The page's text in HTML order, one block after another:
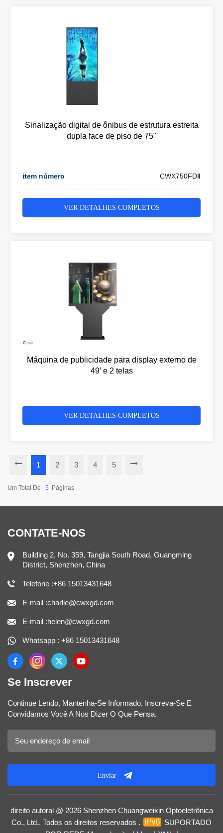
Sinalização digital de ônibus de estrutura estreita
dupla face de piso de 75"
item número CWX750FDⅡ
VER DETALHES COMPLETOS
Máquina de publicidade para display externo de
49′ e 2 telas
VER DETALHES COMPLETOS
1 2 3 4 5
Um Total De 5 Páginas
CONTATE-NOS
Building 2, No. 359, Tangjia South Road, Guangming
District, Shenzhen, China
Telefone :+86 15013431648
E-mail :charlie@cwxgd.com
E-mail :helen@cwxgd.com
Whatsapp : +86 15013431648
Se Inscrever
Continue Lendo, Mantenha-Se Informado, Inscreva-Se E
Convidamos Você A Nos Dizer O Que Pensa.
Enviar
direito autoral @ 2026 Shenzhen Chuangweixin Optoeletrônica
Co., Ltd.. Todos os direitos reservados .
SUPORTADO